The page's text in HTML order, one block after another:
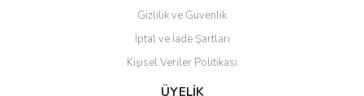
Gizlilik ve Güvenlik
İptal ve İade Şartları
Kişisel Veriler Politikası
ÜYELİK